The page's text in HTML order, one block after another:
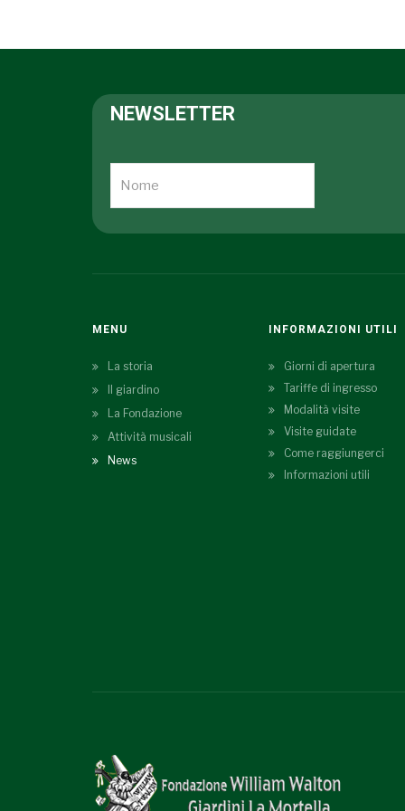
NEWSLETTER
MENU
La storia
Il giardino
La Fondazione
Attività musicali
News
INFORMAZIONI UTILI
Giorni di apertura
Tariffe di ingresso
Modalità visite
Visite guidate
Come raggiungerci
Informazioni utili